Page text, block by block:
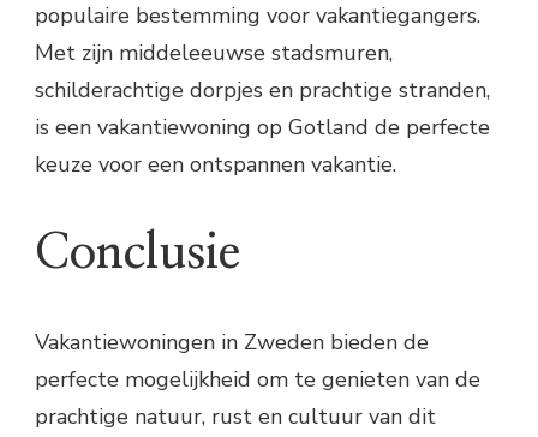
populaire bestemming voor vakantiegangers.
Met zijn middeleeuwse stadsmuren,
schilderachtige dorpjes en prachtige stranden,
is een vakantiewoning op Gotland de perfecte
keuze voor een ontspannen vakantie.
Conclusie
Vakantiewoningen in Zweden bieden de
perfecte mogelijkheid om te genieten van de
prachtige natuur, rust en cultuur van dit